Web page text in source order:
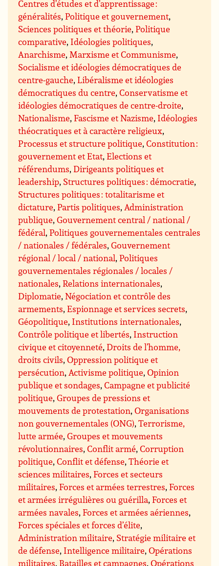
Centres d’études et d’apprentissage :
généralités,Politique et gouvernement,
Sciences politiques et théorie,Politique
comparative, Idéologies politiques,
Anarchisme,Marxisme et Communisme,
Socialisme et idéologies démocratiques de
centre-gauche,Libéralisme et idéologies
démocratiques du centre,Conservatisme et
idéologies démocratiques de centre-droite,
Nationalisme,Fascisme et Nazisme, Idéologies
théocratiques et à caractère religieux,
Processus et structure politique,Constitution :
gouvernement et Etat,Elections et
référendums,Dirigeants politiques et
leadership, Structures politiques : démocratie,
Structures politiques : totalitarisme et
dictature,Partis politiques,Administration
publique,Gouvernement central / national /
fédéral,Politiques gouvernementales centrales
/ nationales / fédérales,Gouvernement
régional / local / national,Politiques
gouvernementales régionales / locales /
nationales,Relations internationales,
Diplomatie,Négociation et contrôle des
armements,Espionnage et services secrets,
Géopolitique, Institutions internationales,
Contrôle politique et libertés, Instruction
civique et citoyenneté,Droits de l’homme,
droits civils,Oppression politique et
persécution,Activisme politique,Opinion
publique et sondages,Campagne et publicité
politique,Groupes de pressions et
mouvements de protestation,Organisations
non gouvernementales (ONG),Terrorisme,
lutte armée,Groupes et mouvements
révolutionnaires,Conflit armé,Corruption
politique,Conflit et défense,Théorie et
sciences militaires,Forces et secteurs
militaires,Forces et armées terrestres,Forces
et armées irrégulières ou guérilla,Forces et
armées navales,Forces et armées aériennes,
Forces spéciales et forces d’élite,
Administration militaire, Stratégie militaire et
de défense, Intelligence militaire,Opérations
militaires, Batailles et campagnes,Opérations